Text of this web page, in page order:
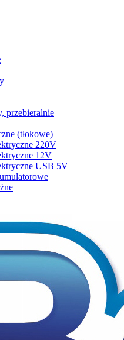
przebieralnie
(tłokowe)
220V
12V
USB 5V